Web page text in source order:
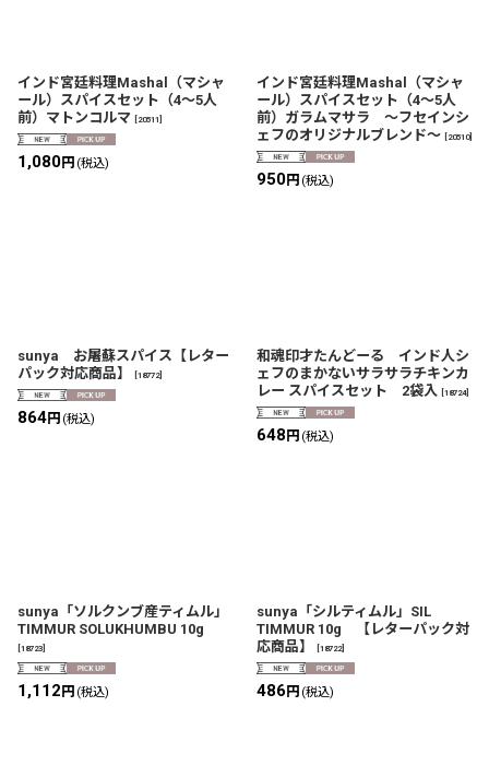
インド宮廷料理Mashal（マシャ
ール）スパイスセット（4〜5人
前）マトンコルマ
[20511]
1,080円 (税込)
インド宮廷料理Mashal（マシャ
ール）スパイスセット（4〜5人
前）ガラムマサラ 〜フセインシ
ェフのオリジナルブレンド〜 [20510]
950円 (税込)
sunya お屠蘇スパイス【レター
パック対応商品】
18772]
864円 (税込)
和魂印才たんどーる インド人シ
ェフのまかないサラサラチキンカ
レー スパイスセット 2袋入
18724]
648 円 (税込)
sunya「ソルクンブ産ティムル」
TIMMUR SOLUKHUMBU 10g
18723
1,112 円 (税込)
sunya「シルティムル」SIL
TIMMUR 10g 【レターパック対
応商品】
18722]
486 円 (税込)